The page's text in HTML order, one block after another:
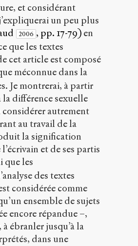
et considérant
un peu plus
2006 , pp. 17-79) en
que les textes
cet article est composé
méconnue dans la
Je montrerai, à partir
la différence sexuelle
considérer autrement
au travail de la
la signification
et de ses partis
que les
des textes
considérée comme
ensemble de sujets
encore répandue –,
ébranler jusqu’à la
dans une